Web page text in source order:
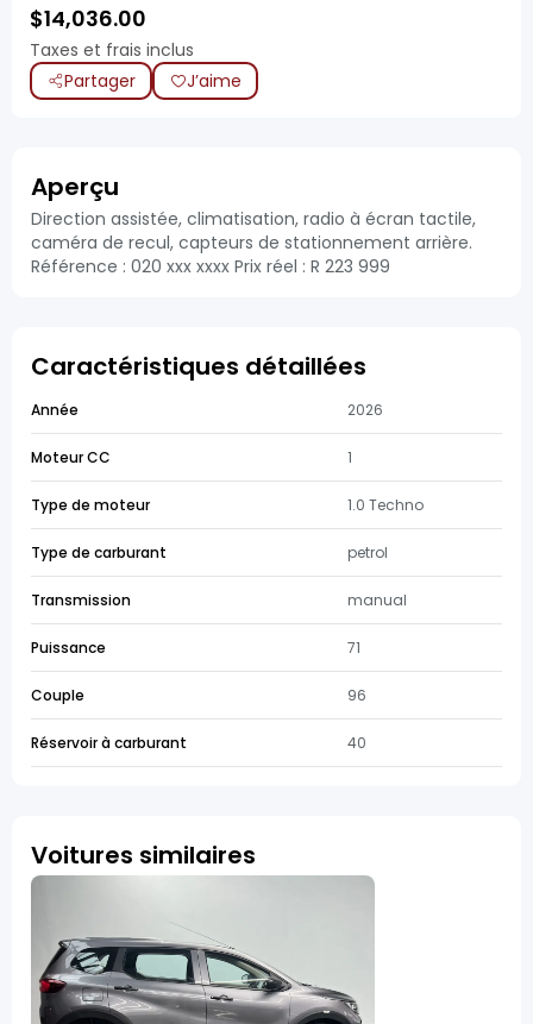
$14,036.00
Taxes et frais inclus
Partager
J’aime
Aperçu
Direction assistée, climatisation, radio à écran tactile,
caméra de recul, capteurs de stationnement arrière.
Référence : 020 xxx xxxx Prix réel : R 223 999
Caractéristiques détaillées
Année 2026
Moteur CC 1
Type de moteur 1.0 Techno
Type de carburant petrol
Transmission manual
Puissance 71
Couple 96
Réservoir à carburant 40
Voitures similaires